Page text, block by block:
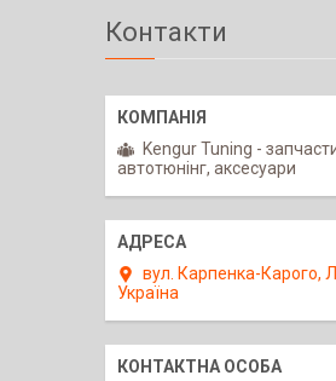
Контакти
Kengur Tuning -
автотюнінг, аксесуари
вул. Карпенка-Карого,
Україна